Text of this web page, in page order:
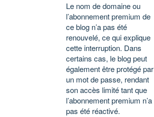
Le nom de domaine ou
l’abonnement premium de
ce blog n’a pas été
renouvelé, ce qui explique
cette interruption. Dans
certains cas, le blog peut
également être protégé par
un mot de passe, rendant
son accès limité tant que
l’abonnement premium n’a
pas été réactivé.